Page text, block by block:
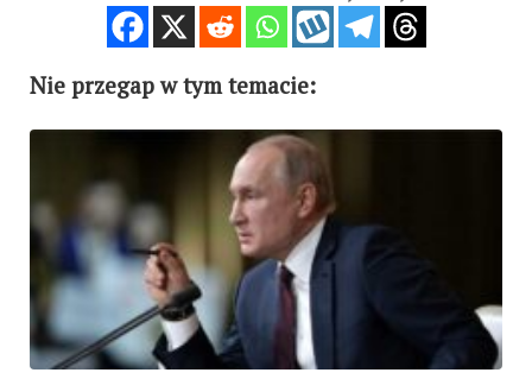
Nie przegap w tym temacie: